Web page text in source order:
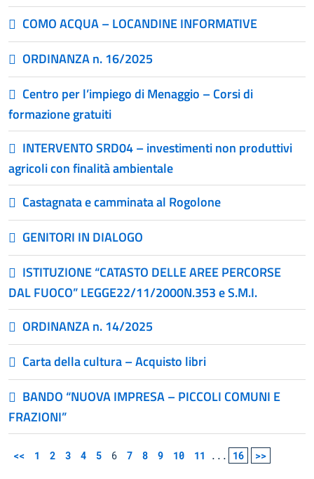
COMO ACQUA – LOCANDINE INFORMATIVE
ORDINANZA n. 16/2025
Centro per l’impiego di Menaggio – Corsi di
formazione gratuiti
INTERVENTO SRD04 – investimenti non produttivi
agricoli con finalità ambientale
Castagnata e camminata al Rogolone
GENITORI IN DIALOGO
ISTITUZIONE “CATASTO DELLE AREE PERCORSE
DAL FUOCO” LEGGE22/11/2000N.353 e S.M.I.
ORDINANZA n. 14/2025
Carta della cultura – Acquisto libri
BANDO “NUOVA IMPRESA – PICCOLI COMUNI E
FRAZIONI”
<< 1 2 3 4 5 6 7 8 9 10 11 ... 16 >>